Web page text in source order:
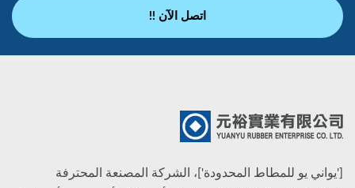
اتصل الآن !!
['يواني يو للمطاط المحدودة']، الشركة المصنعة المحترفة